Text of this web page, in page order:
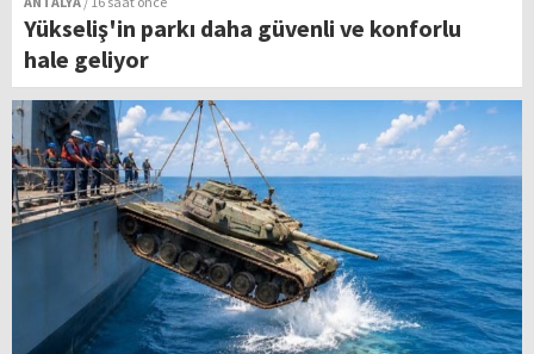
Yükseliş'in parkı daha güvenli ve konforlu
hale geliyor